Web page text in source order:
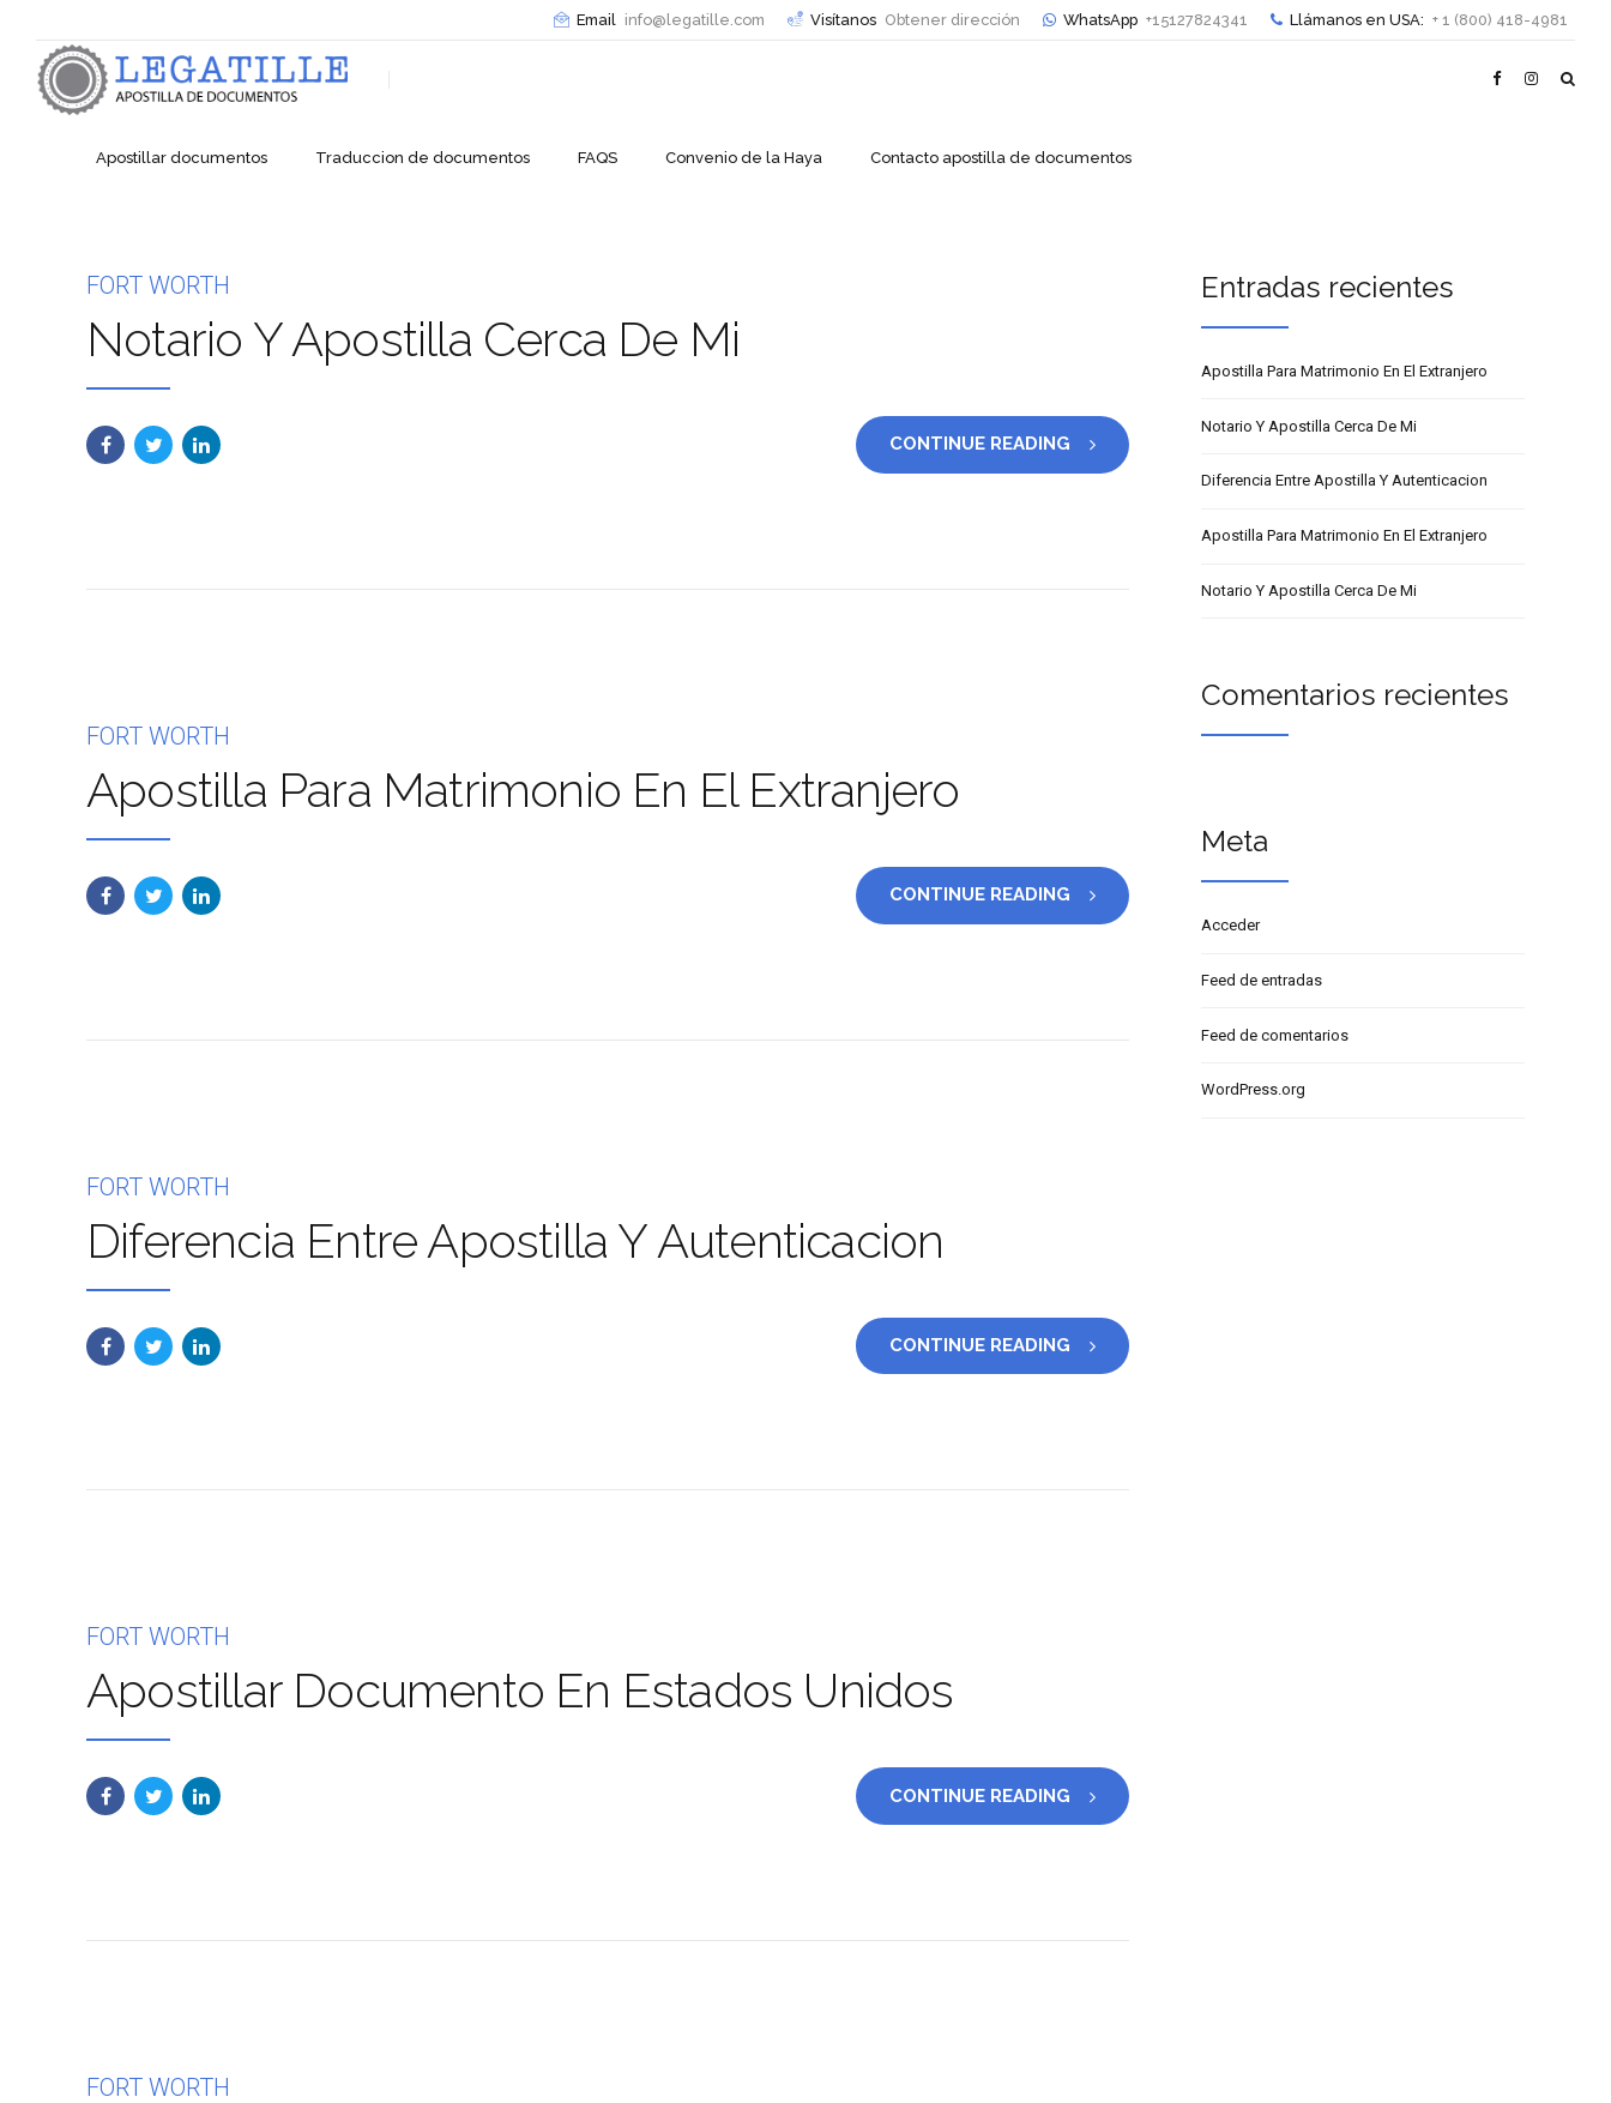
Email info@legatille.com Visítanos Obtener dirección WhatsApp +15127824341 Llámanos en USA: + 1 (800) 418-4981
Apostillar documentos Traduccion de documentos FAQS Convenio de la Haya Contacto apostilla de documentos
FORT WORTH
Notario Y Apostilla Cerca De Mi
CONTINUE READING
FORT WORTH
Apostilla Para Matrimonio En El Extranjero
CONTINUE READING
FORT WORTH
Diferencia Entre Apostilla Y Autenticacion
CONTINUE READING
FORT WORTH
Apostillar Documento En Estados Unidos
CONTINUE READING
FORT WORTH
Entradas recientes
Apostilla Para Matrimonio En El Extranjero
Notario Y Apostilla Cerca De Mi
Diferencia Entre Apostilla Y Autenticacion
Apostilla Para Matrimonio En El Extranjero
Notario Y Apostilla Cerca De Mi
Comentarios recientes
Meta
Acceder
Feed de entradas
Feed de comentarios
WordPress.org